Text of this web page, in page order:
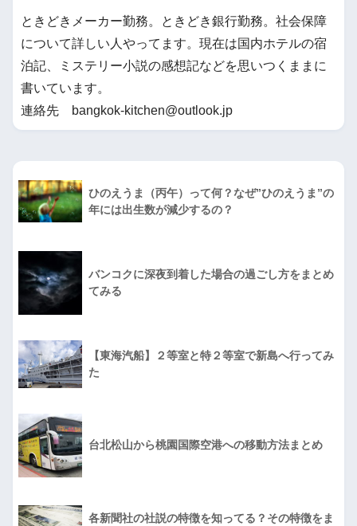
ときどきメーカー勤務。ときどき銀行勤務。社会保障
について詳しい人やってます。現在は国内ホテルの宿
泊記、ミステリー小説の感想記などを思いつくままに
書いています。
連絡先 bangkok-kitchen@outlook.jp
ひのえうま（丙午）って何？なぜ”ひのえうま”の
年には出生数が減少するの？
バンコクに深夜到着した場合の過ごし方をまとめ
てみる
【東海汽船】２等室と特２等室で新島へ行ってみ
た
台北松山から桃園国際空港への移動方法まとめ
各新聞社の社説の特徴を知ってる？その特徴をま